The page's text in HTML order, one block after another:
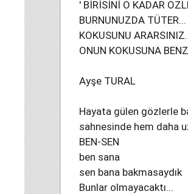
' BİRİSİNİ O KADAR
BURNUNUZDA TÜTER...
KOKUSUNU
ONUN KOKUSUNA
Ayşe TURAL
Hayata gülen gözlerle
sahnesinde hem daha
BEN-SEN
ben sana
sen bana bakmasaydık
Bunlar olmayacaktı...